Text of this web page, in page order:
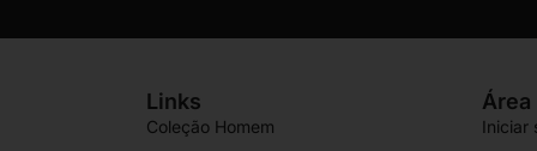
Links
Coleção Homem
Iniciar